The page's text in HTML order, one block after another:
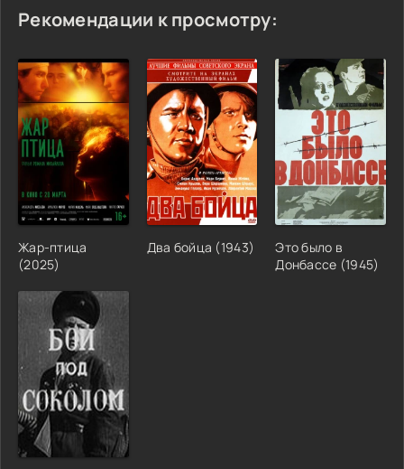
Рекомендации к просмотру:
Жар-птица
(2025)
Два бойца (1943)
Это было в
Донбассе (1945)